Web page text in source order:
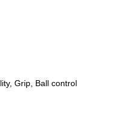
Grip, Ball control